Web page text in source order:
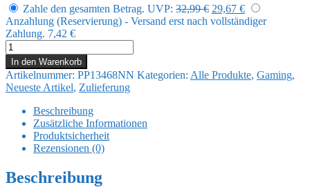
Zahle den gesamten Betrag. UVP: 32,99€ Ursprünglicher
Preis
29,67 €Aktueller
Preis
Anzahlung (Reservierung) - Versand erst nach vollständiger
Zahlung. 7,42 €
The
Legend
of
Zelda:
Tears
Kingdom
Leuchte
Herzcontainer
22
cm
In den Warenkorb
Artikelnummer: PP13468NN Kategorien: Alle Produkte, Gaming,
Neueste Artikel, Zulieferung
Beschreibung
Zusätzliche Informationen
Produktsicherheit
Rezensionen (0)
Beschreibung